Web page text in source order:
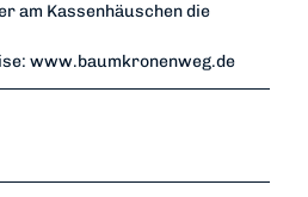
am Kassenhäuschen die
www.baumkronenweg.de